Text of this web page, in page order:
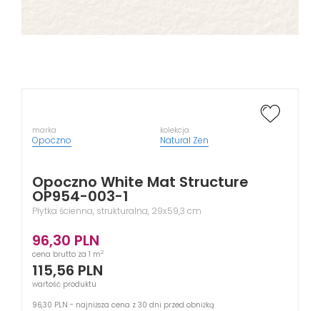
marka
Opoczno
kolekcja
Natural Zen
Opoczno White Mat Structure
OP954-003-1
Płytka ścienna, strukturalna, 29x59,3 cm
96,30 PLN
cena brutto za 1 m2
115,56 PLN
wartość produktu
96,30 PLN - najniższa cena z 30 dni przed obniżką